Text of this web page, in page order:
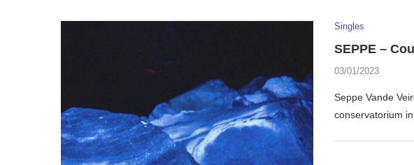
Singles
SEPPE –
03/01/2023
Seppe Vande
conservatorium